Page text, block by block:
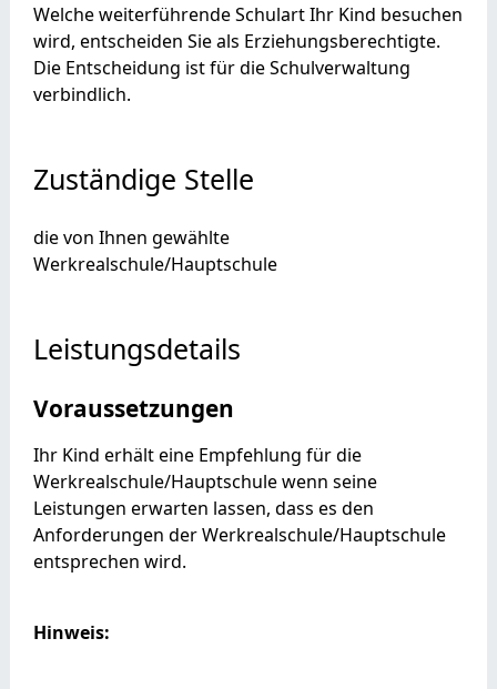
Welche weiterführende Schulart Ihr Kind besuchen
wird, entscheiden Sie als Erziehungsberechtigte.
Die Entscheidung ist für die Schulverwaltung
verbindlich.
Zuständige Stelle
die von Ihnen gewählte
Werkrealschule/Hauptschule
Leistungsdetails
Voraussetzungen
Ihr Kind erhält eine Empfehlung für die
Werkrealschule/Hauptschule wenn seine
Leistungen erwarten lassen, dass es den
Anforderungen der Werkrealschule/Hauptschule
entsprechen wird.
Hinweis: